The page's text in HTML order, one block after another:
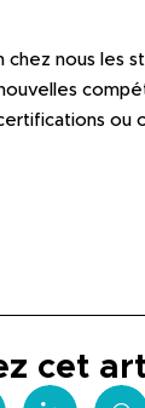
chez nous les
ou
cet